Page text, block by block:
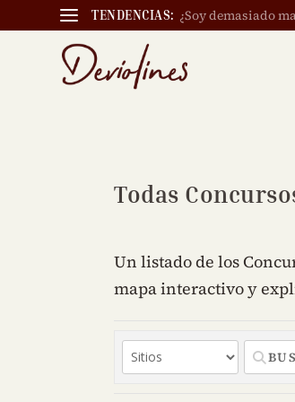
TENDENCIAS: ¿Soy demasiado
Todas
Un listado de los
mapa interactivo y